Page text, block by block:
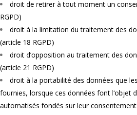
droit de retirer à tout moment un
RGPD)
droit à la limitation du traitement des
(article 18 RGPD)
droit d’opposition au traitement des
(article 21 RGPD)
droit à la portabilité des données que
fournies, lorsque ces données font l’objet
automatisés fondés sur leur